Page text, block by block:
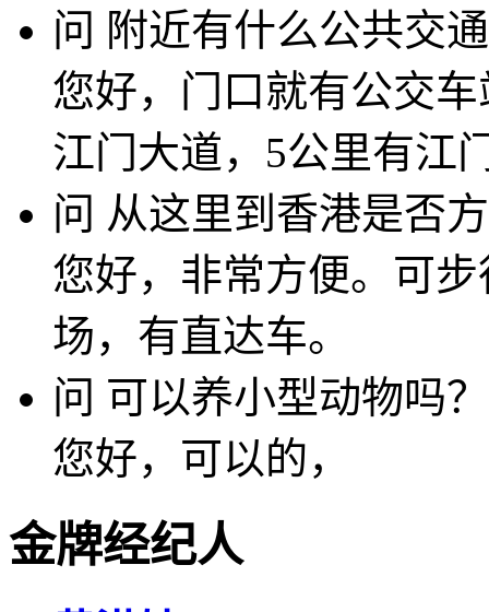
问 附近有什么公共交
您好，门口就有公交
江门大道，5公里有江
问 从这里到香港是否
您好，非常方便。可
场，有直达车。
问 可以养小型动物吗？
您好，可以的，
金牌经纪人